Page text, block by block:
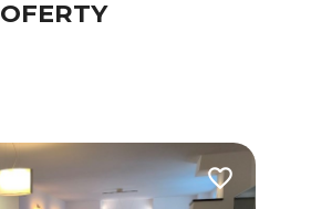
OFERTY
Dodaj do